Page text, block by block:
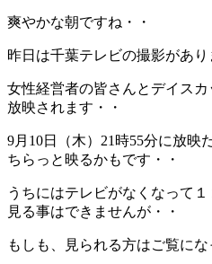
爽やかな朝ですね・・
昨日は千葉テレビの撮影があり
女性経営者の皆さんとデイス
放映されます・・
9月10日（木）21時55分に放映
ちらっと映るかもです・・
うちにはテレビがなくなって
見る事はできませんが・・
もしも、見られる方はご覧にな